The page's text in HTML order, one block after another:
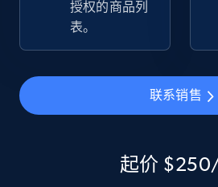
2.5K+
eBay - Gather data on
specified keywords
Seller reviews, Breadcrumbs,
授权的商品列
表。
联系销售
起价